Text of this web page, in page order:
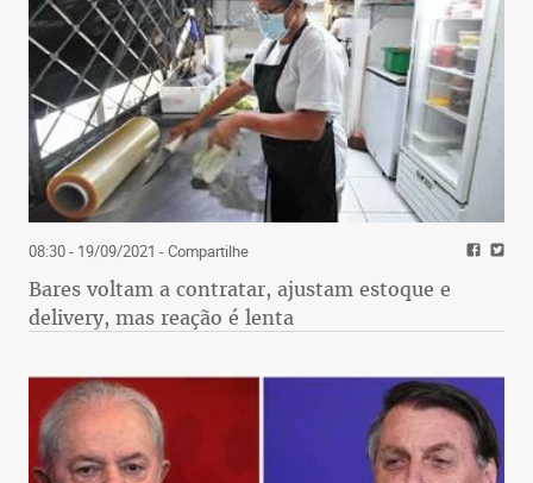
08:30 - 19/09/2021 - Compartilhe
Bares voltam a contratar, ajustam estoque e
delivery, mas reação é lenta